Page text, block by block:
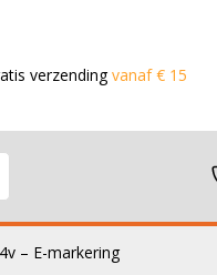
vanaf € 150,- in de Benelux
– E-markering